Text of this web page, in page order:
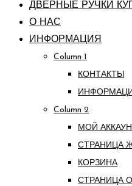
ДВЕРНЫЕ РУЧКИ
О НАС
ИНФОРМАЦИЯ
Column 1
КОНТАКТЫ
Column 2
МОЙ
СТРАНИЦА
КОРЗИНА
СТРАНИЦА